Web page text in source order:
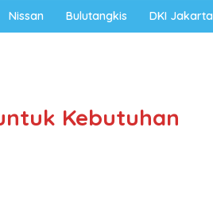
Nissan Bulutangkis DKI Jakarta
Kebutuhan